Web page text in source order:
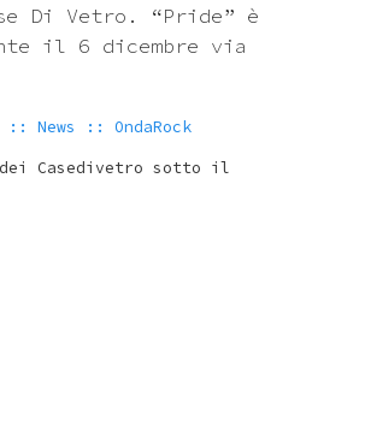
Di Vetro. “Pride” è
il 6 dicembre via
News :: OndaRock
Casedivetro sotto il